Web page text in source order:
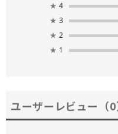
★ 4
★ 3
★ 2
★ 1
ユーザーレビュー （0